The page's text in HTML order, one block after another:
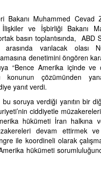
Bakanı Muhammed
İlişkiler ve İşbirliği Bakanı
basın toplantısında, ABD
varılacak olası
denetimini öngören
“Bence Amerika içinde ve
konunun çözümünden
yanıt verdi.
soruya verdiği yanıtın bir
ciddiyetle
hükümeti İran halkına
devam ettirmek
ile koordineli olarak
hükümeti